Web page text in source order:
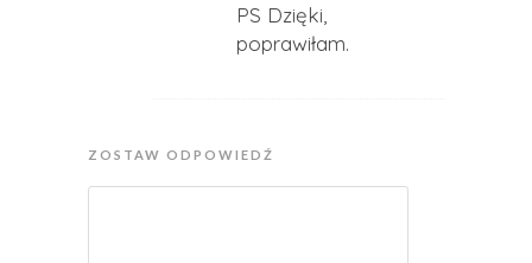
PS Dzięki,
poprawiłam.
ZOSTAW ODPOWIEDŹ